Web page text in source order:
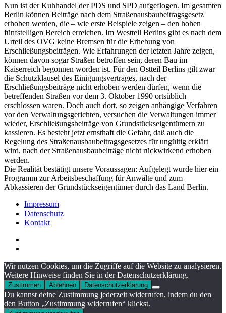
Nun ist der Kuhhandel der PDS und SPD aufgeflogen. Im gesamten
Berlin können Beiträge nach dem Straßenausbaubeitragsgesetz
erhoben werden, die – wie erste Beispiele zeigen – den hohen
fünfstelligen Bereich erreichen. Im Westteil Berlins gibt es nach dem
Urteil des OVG keine Bremsen für die Erhebung von
Erschließungsbeiträgen. Wie Erfahrungen der letzten Jahre zeigen,
können davon sogar Straßen betroffen sein, deren Bau im
Kaiserreich begonnen worden ist. Für den Ostteil Berlins gilt zwar
die Schutzklausel des Einigungsvertrages, nach der
Erschließungsbeiträge nicht erhoben werden dürfen, wenn die
betreffenden Straßen vor dem 3. Oktober 1990 ortsüblich
erschlossen waren. Doch auch dort, so zeigen anhängige Verfahren
vor den Verwaltungsgerichten, versuchen die Verwaltungen immer
wieder, Erschließungsbeiträge von Grundstückseigentümern zu
kassieren. Es besteht jetzt ernsthaft die Gefahr, daß auch die
Regelung des Straßenausbaubeitragsgesetzes für ungültig erklärt
wird, nach der Straßenausbaubeiträge nicht rückwirkend erhoben
werden.
Die Realität bestätigt unsere Voraussagen: Aufgelegt wurde hier ein
Programm zur Arbeitsbeschaffung für Anwälte und zum
Abkassieren der Grundstückseigentümer durch das Land Berlin.
Impressum
Datenschutz
Kontakt
Wir nutzen Cookies, um die Zugriffe auf die Website zu analysieren.
Weitere Hinweise finden Sie in der Datenschutzerklärung.
Zustimmen Ablehnen Datenschutzerklärung
Du kannst deine Zustimmung jederzeit widerrufen, indem du den
den Button „Zustimmung widerrufen“ klickst.